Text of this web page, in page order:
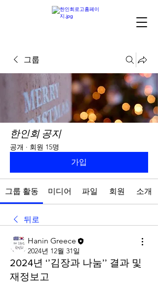
그룹
한인회 공지
공개 · 회원 15명
가입
그룹 활동 미디어 파일 회원 소개
뒤로
Hanin Greece
2024년 12월 31일
2024년 ‘’김장과 나눔’’ 결과 및
재정보고